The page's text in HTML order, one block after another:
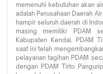
memenuhi kebutuhan akan
adalah Perusahaan Daerah
hampir seluruh daerah di
masing memiliki PDAM
Kabupaten Kendal. PDAM
saat ini telah
pelayanan tagihan PDAM
dengan PDAM Tirto